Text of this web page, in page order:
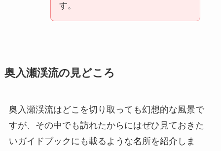
す。
奥入瀬渓流の見どころ
奥入瀬渓流はどこを切り取っても幻想的な風景で
すが、その中でも訪れたからにはぜひ見ておきた
いガイドブックにも載るような名所を紹介しま